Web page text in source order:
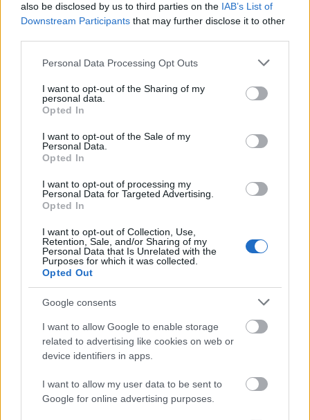
also be disclosed by us to third parties on the IAB’s List of
Downstream Participants that may further disclose it to other
Please note that this website/app uses one or more Google
not limited to your visit or usage behaviour. You may click to
grant or deny consent to Google and its third-party tags to
use your data for below specified purposes in below Google
consent section.
Personal Data Processing Opt Outs
I want to opt-out of the Sharing of my
personal data.
Opted In
I want to opt-out of the Sale of my
Personal Data.
Opted In
I want to opt-out of processing my
Personal Data for Targeted Advertising.
Opted In
I want to opt-out of Collection, Use,
Retention, Sale, and/or Sharing of my
Personal Data that Is Unrelated with the
Purposes for which it was collected.
Opted Out
Google consents
I want to allow Google to enable storage
related to advertising like cookies on web or
device identifiers in apps.
I want to allow my user data to be sent to
Google for online advertising purposes.
Hm, nem, az sem jó ötlet, nem is engedélyezném,
igen bonyolult ez a kérdés. Az a baj, hogy nem
lehetsz félig terhes. Nem lehet itt elvenni, és ott
engedni egy kicsit ebben a kérdésben. Nem tudom,
Az időmérő utolsó harmadára mindig
feljavultok Vettellel, elő tudtok húzni valami
újat. Azt beszélik a Red Bullnak speciális
motorelektronikája van.
Esküszöm, nincsen semilyen különleges cuccunk,
tényleg nem tudjuk, miért vagyunk gyorsabbak az
időmérő legvégén.
Pedig csak Hamilton tudta megverni a Red Bullt
időmérőn idén.
Igazából még ki sem kaptunk, mert amikor
Hamilton Kanadában nyert, másfajta gumival
gumival ment, mint mi.
Te vagy a szezonmeglepetése, kevesen várták,
hogy ott leszel a vb-címért. Minek köszönhető a
Pontosan nem lehet megmondani, egy tényezőt